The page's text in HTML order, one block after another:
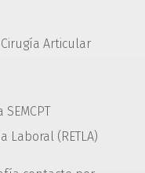
Articular
Laboral (RETLA)